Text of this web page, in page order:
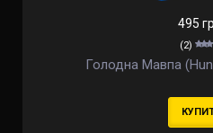
495
(2)
Голодна Мавпа